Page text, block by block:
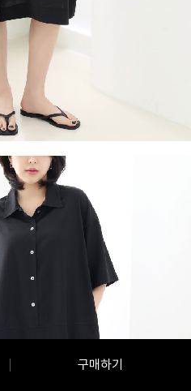
구매하기